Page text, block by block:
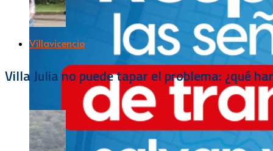
Villavicencio
Villa Julia no puede tapar el problema: ¿qué